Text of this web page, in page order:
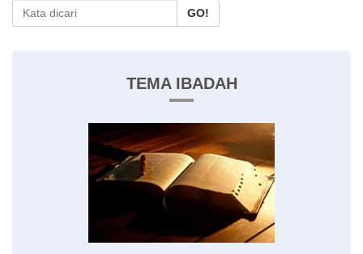
GO!
TEMA IBADAH